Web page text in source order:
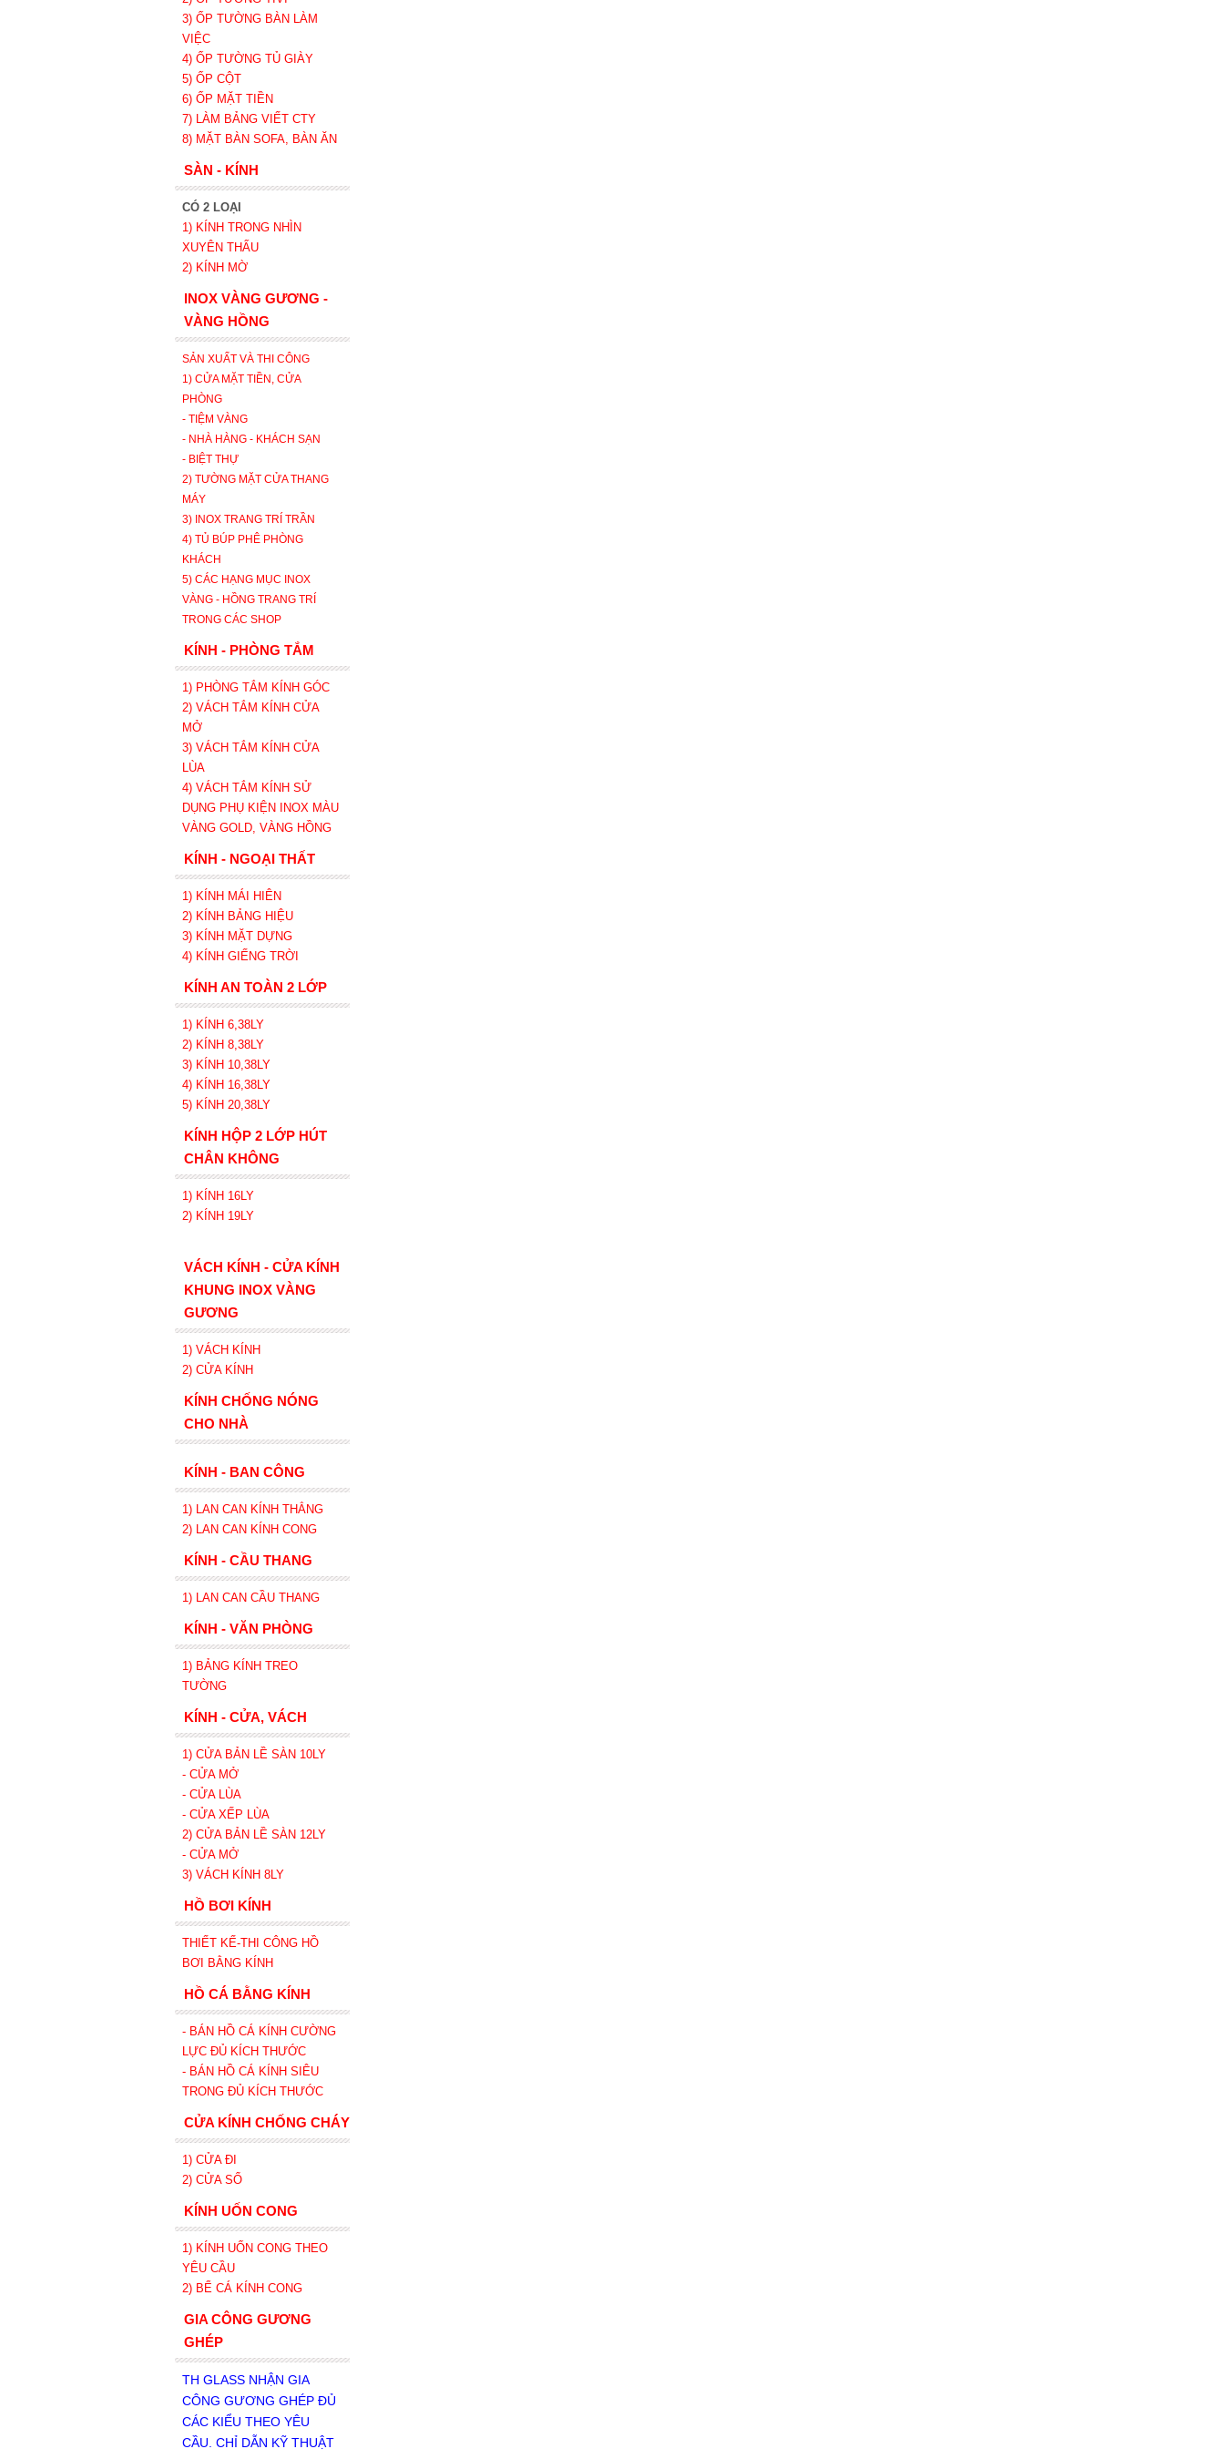
3) ỐP TƯỜNG BÀN LÀM
VIỆC
4) ỐP TƯỜNG TỦ GIÀY
5) ỐP CỘT
6) ỐP MẶT TIỀN
7) LÀM BẢNG VIẾT CTY
8) MẶT BÀN SOFA, BÀN ĂN
SÀN - KÍNH
CÓ 2 LOẠI
1) KÍNH TRONG NHÌN
XUYÊN THẤU
2) KÍNH MỜ
INOX VÀNG GƯƠNG -
VÀNG HỒNG
SẢN XUẤT VÀ THI CÔNG
1) CỬA MẶT TIỀN, CỬA
PHÒNG
- TIỆM VÀNG
- NHÀ HÀNG - KHÁCH SẠN
- BIỆT THỰ
2) TƯỜNG MẶT CỬA THANG
MÁY
3) INOX TRANG TRÍ TRẦN
4) TỦ BÚP PHÊ PHÒNG
KHÁCH
5) CÁC HẠNG MỤC INOX
VÀNG - HỒNG TRANG TRÍ
TRONG CÁC SHOP
KÍNH - PHÒNG TẮM
1) PHÒNG TẮM KÍNH GÓC
2) VÁCH TẮM KÍNH CỬA
MỞ
3) VÁCH TẮM KÍNH CỬA
LÙA
4) VÁCH TẮM KÍNH SỬ
DỤNG PHỤ KIỆN INOX MÀU
VÀNG GOLD, VÀNG HỒNG
KÍNH - NGOẠI THẤT
1) KÍNH MÁI HIÊN
2) KÍNH BẢNG HIỆU
3) KÍNH MẶT DỰNG
4) KÍNH GIẾNG TRỜI
KÍNH AN TOÀN 2 LỚP
1) KÍNH 6,38LY
2) KÍNH 8,38LY
3) KÍNH 10,38LY
4) KÍNH 16,38LY
5) KÍNH 20,38LY
KÍNH HỘP 2 LỚP HÚT
CHÂN KHÔNG
1) KÍNH 16LY
2) KÍNH 19LY
VÁCH KÍNH - CỬA KÍNH
KHUNG INOX VÀNG
GƯƠNG
1) VÁCH KÍNH
2) CỬA KÍNH
KÍNH CHỐNG NÓNG
CHO NHÀ
KÍNH - BAN CÔNG
1) LAN CAN KÍNH THẲNG
2)
LAN CAN KÍNH CONG
KÍNH - CẦU THANG
1) LAN CAN CẦU THANG
KÍNH - VĂN PHÒNG
1) BẢNG KÍNH TREO
TƯỜNG
KÍNH - CỬA, VÁCH
1) CỬA BẢN LỀ SÀN 10LY
- CỬA MỞ
- CỬA LÙA
- CỬA XẾP LÙA
2) CỬA BẢN LỀ SÀN 12LY
- CỬA MỞ
3) VÁCH KÍNH 8LY
HỒ BƠI KÍNH
THIẾT KẾ-THI CÔNG HỒ
BƠI BẰNG KÍNH
HỒ CÁ BẰNG KÍNH
- BÁN HỒ CÁ KÍNH CƯỜNG
LỰC ĐỦ KÍCH THƯỚC
- BÁN HỒ CÁ KÍNH SIÊU
TRONG ĐỦ KÍCH THƯỚC
CỬA KÍNH CHỐNG CHÁY
1) CỬA ĐI
2) CỬA SỔ
KÍNH UỐN CONG
1) KÍNH UỐN CONG THEO
YÊU CẦU
2) BỂ CÁ KÍNH CONG
GIA CÔNG GƯƠNG
GHÉP
TH GLASS NHẬN GIA
CÔNG GƯƠNG GHÉP ĐỦ
CÁC KIỂU THEO YÊU
CẦU. CHỈ DẪN KỸ THUẬT